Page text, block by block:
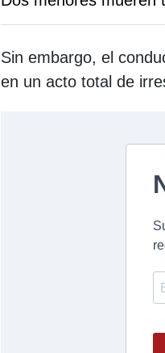
Sin embargo, el
en un acto total de